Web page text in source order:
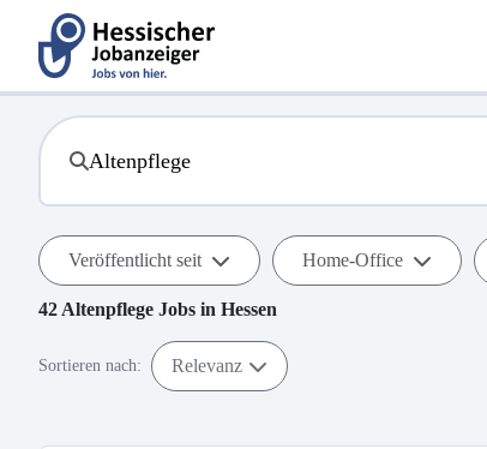
Veröffentlicht seit Home-Office
42 Altenpflege Jobs in Hessen
Sortieren nach: Relevanz